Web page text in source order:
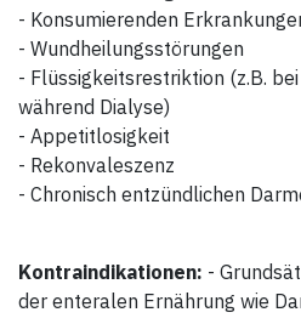
- Konsumierenden
- Wundheilungsstörungen
- Flüssigkeitsrestriktion (z.B.
während Dialyse)
- Appetitlosigkeit
- Rekonvaleszenz
- Chronisch entzündlichen
Kontraindikationen: -
der enteralen Ernährung wie